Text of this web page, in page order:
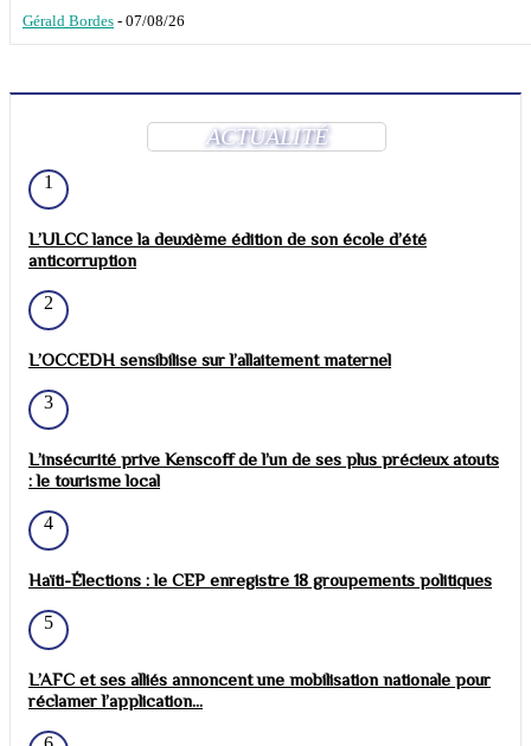
Gérald Bordes - 07/08/26
ACTUALITÉ
1
L’ULCC lance la deuxième édition de son école d’été
anticorruption
2
L’OCCEDH sensibilise sur l’allaitement maternel
3
L’insécurité prive Kenscoff de l’un de ses plus précieux atouts
: le tourisme local
4
Haïti-Élections : le CEP enregistre 18 groupements politiques
5
L’AFC et ses alliés annoncent une mobilisation nationale pour
réclamer l’application...